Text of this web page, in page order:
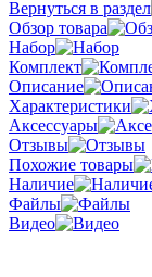
Вернуться в раздел
Обзор товара
Набор
Комплект
Описание
Характеристики
Аксессуары
Отзывы
Похожие товары
Наличие
Файлы
Видео